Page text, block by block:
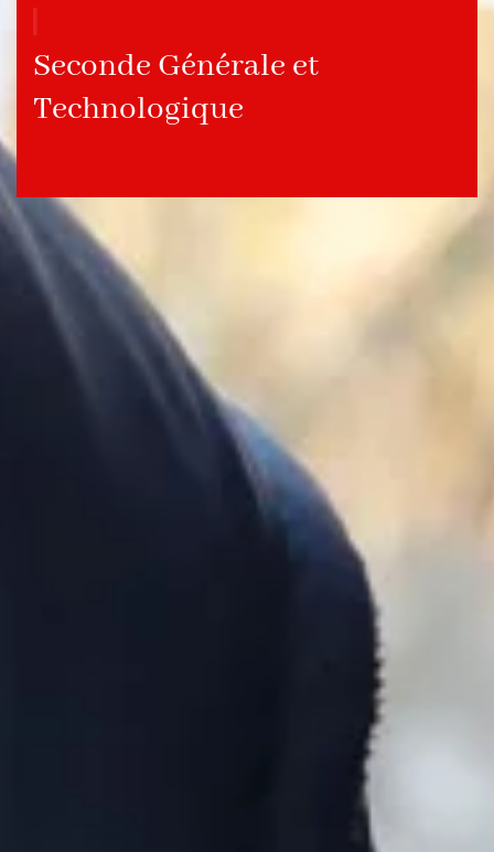
Seconde Générale et
Technologique